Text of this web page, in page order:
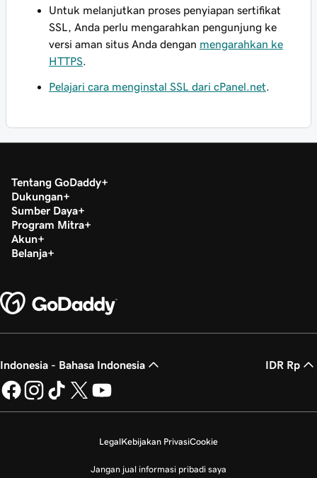
Untuk melanjutkan proses penyiapan sertifikat
SSL, Anda perlu mengarahkan pengunjung ke
versi aman situs Anda dengan mengarahkan ke
HTTPS.
Pelajari cara menginstal SSL dari cPanel.net.
Tentang GoDaddy
Dukungan
Sumber Daya
Program Mitra
Akun
Belanja
Indonesia - Bahasa Indonesia IDR Rp
LegalKebijakan PrivasiCookie
Jangan jual informasi pribadi saya